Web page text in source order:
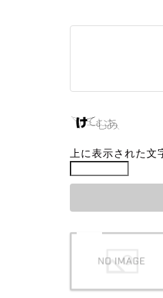
上に表示された文